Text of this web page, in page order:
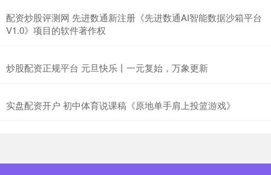
配资炒股评测网 先进数通新注册《先进数通AI智能数据沙箱平台
V1.0》项目的软件著作权
炒股配资正规平台 元旦快乐丨一元复始，万象更新
实盘配资开户 初中体育说课稿《原地单手肩上投篮游戏》